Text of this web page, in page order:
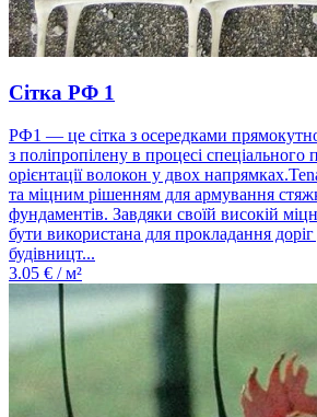
Сітка РФ 1
РФ1 — це сітка з осередками
з поліпропілену в процесі спеціального
орієнтації волокон у двох
та міцним рішенням для армування
фундаментів. Завдяки своїй високій
бути використана для прокладання доріг
будівницт...
3.05 € / м²